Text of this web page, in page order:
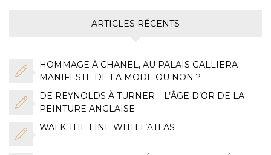
ARTICLES RÉCENTS
HOMMAGE À CHANEL, AU PALAIS GALLIERA :
MANIFESTE DE LA MODE OU NON ?
DE REYNOLDS À TURNER – L’ÂGE D’OR DE LA
PEINTURE ANGLAISE
WALK THE LINE WITH L’ATLAS